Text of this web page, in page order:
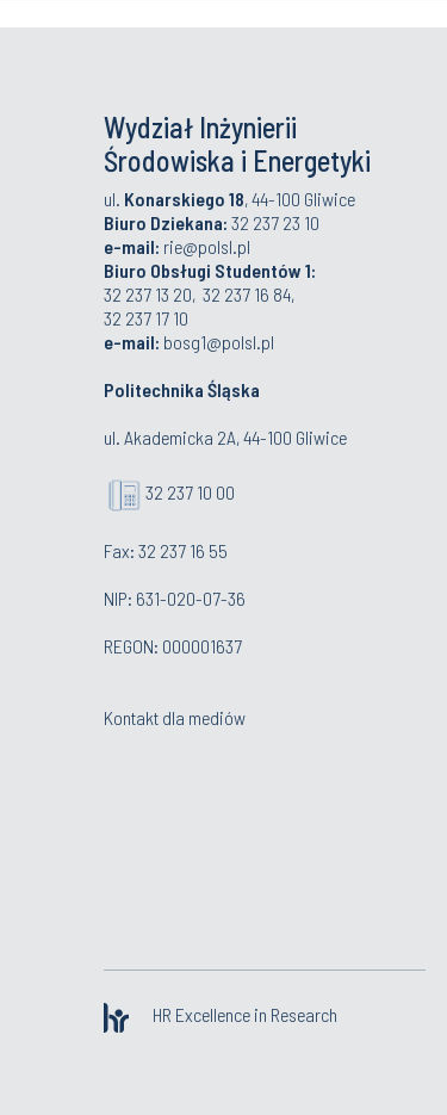
Wydział Inżynierii
Środowiska i Energetyki
ul. Konarskiego 18, 44-100 Gliwice
Biuro Dziekana: 32 237 23 10
e-mail: rie@polsl.pl
Biuro Obsługi Studentów 1:
32 237 13 20, 32 237 16 84,
32 237 17 10
e-mail: bosg1@polsl.pl
Politechnika Śląska
ul. Akademicka 2A, 44-100 Gliwice
32 237 10 00
Fax: 32 237 16 55
NIP: 631-020-07-36
REGON: 000001637
Kontakt dla mediów
HR Excellence in Research